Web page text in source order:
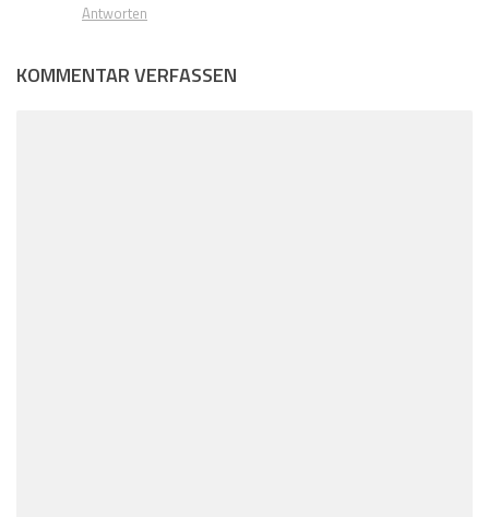
Antworten
KOMMENTAR VERFASSEN